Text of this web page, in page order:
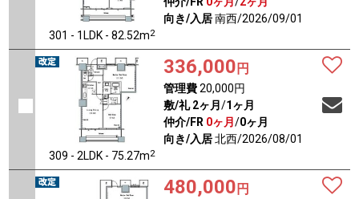
301 - 1LDK - 82.52m2
向き/入居南西/2026/09/01
309 - 2LDK - 75.27m2
336,000 円
管理費20,000円
敷/礼 2ヶ月 /1ヶ月
仲介/FR 0ヶ月 /0ヶ月
向き/入居北西/2026/08/01
480,000 円